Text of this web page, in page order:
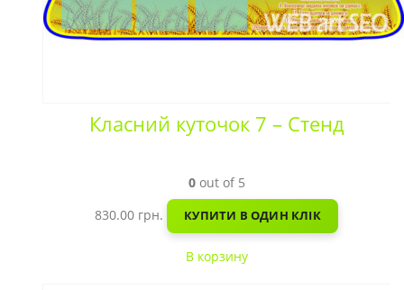
Класний куточок 7 – Стенд
0out of 5
830.00 грн. КУПИТИ В ОДИН КЛІК
В корзину